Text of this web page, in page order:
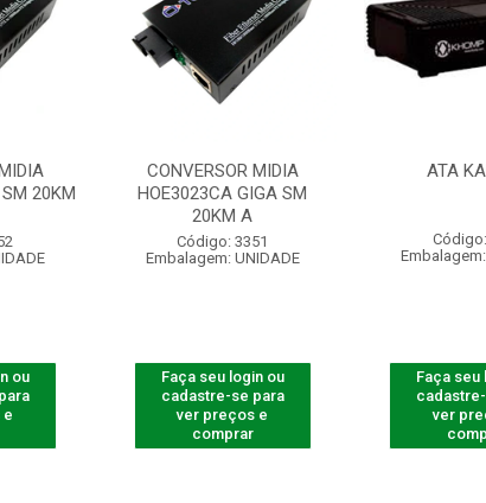
20KM
ou
e
CONVERSOR MIDIA
HOE3023CA GIGA SM
20KM A
Código: 3351
Embalagem: UNIDADE
Faça seu login ou
cadastre-se para
ver preços e
comprar
ATA
Faça seu
ver